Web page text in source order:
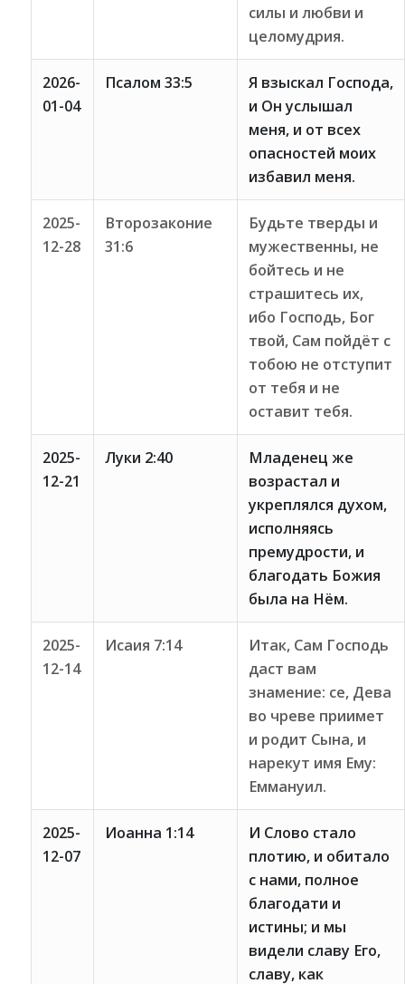
силы и любви и
целомудрия.
2026-
01-04
Псалом 33:5
Я взыскал Господа,
и Он услышал
меня, и от всех
опасностей моих
избавил меня.
2025-
12-28
Второзаконие
31:6
Будьте тверды и
мужественны, не
бойтесь и не
страшитесь их,
ибо Господь, Бог
твой, Сам пойдёт с
тобою не отступит
от тебя и не
оставит тебя.
2025-
12-21
Луки 2:40
Младенец же
возрастал и
укреплялся духом,
исполняясь
премудрости, и
благодать Божия
была на Нём.
2025-
12-14
Исаия 7:14
Итак, Сам Господь
даст вам
знамение: се, Дева
во чреве приимет
и родит Сына, и
нарекут имя Ему:
Еммануил.
2025-
12-07
Иоанна 1:14
И Слово стало
плотию, и обитало
с нами, полное
благодати и
истины; и мы
видели славу Его,
славу, как